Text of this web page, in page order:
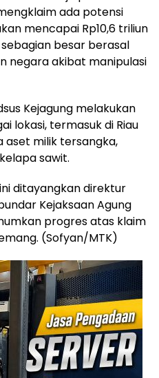
ada potensi
mencapai Rp10,6 triliun
sebagian besar berasal
negara akibat manipulasi
Kejagung melakukan
lokasi, termasuk di Riau
aset milik tersangka,
sawit.
ditayangkan direktur
Kejaksaan Agung
progres atas klaim
(Sofyan/MTK)